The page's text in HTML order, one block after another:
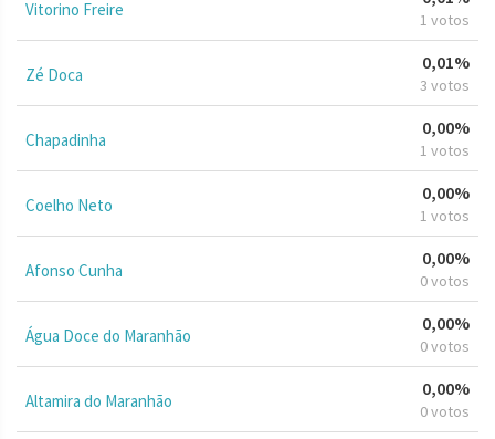
Vitorino Freire 1 votos
Zé Doca
0,01%
3 votos
Chapadinha
0,00%
1 votos
Coelho Neto
0,00%
1 votos
Afonso Cunha
0,00%
0 votos
Água Doce do Maranhão
0,00%
0 votos
Altamira do Maranhão
0,00%
0 votos